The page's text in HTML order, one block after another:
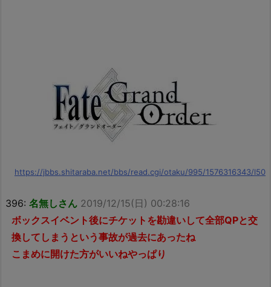
https://jbbs.shitaraba.net/bbs/read.cgi/otaku/995/1576316343/l50
396: 名無しさん 2019/12/15(日) 00:28:16
ボックスイベント後にチケットを勘違いして全部QPと交
換してしまうという事故が過去にあったね
こまめに開けた方がいいねやっぱり